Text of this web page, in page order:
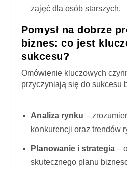
zajęć dla osób starszych.
Pomysł na dobrze
biznes: co jest
sukcesu?
Omówienie kluczowych
przyczyniają się do sukcesu
Analiza rynku –
konkurencji oraz trendów
Planowanie i strategia–
skutecznego planu